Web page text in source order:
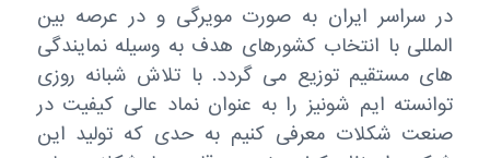
در سراسر ایران به صورت مویرگی و در عرصه بین
المللی با انتخاب کشورهای هدف به وسیله نمایندگی
های مستقیم توزیع می گردد. با تلاش شبانه روزی
توانسته ایم شونیز را به عنوان نماد عالی کیفیت در
صنعت شکلات معرفی کنیم به حدی که تولید این